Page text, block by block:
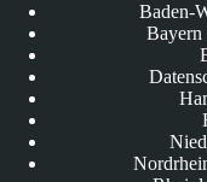
Baden-